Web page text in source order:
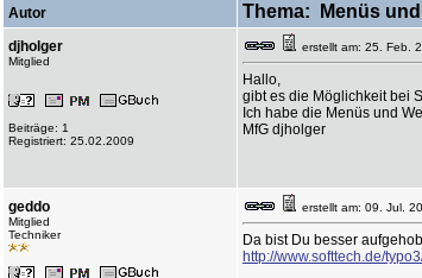
Autor Thema: Menüs
djholger
Mitglied
Beiträge: 1
Registriert: 25.02.2009
erstellt am: 25. Feb.
Hallo,
gibt es die Möglichkeit bei
Ich habe die Menüs und
MfG djholger
geddo
Mitglied
Techniker
erstellt am: 09. Jul.
Da bist Du besser
http://www.softtech.de/